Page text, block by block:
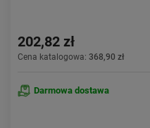
202,82 zł
Cena katalogowa: 368,90 zł
Darmowa dostawa